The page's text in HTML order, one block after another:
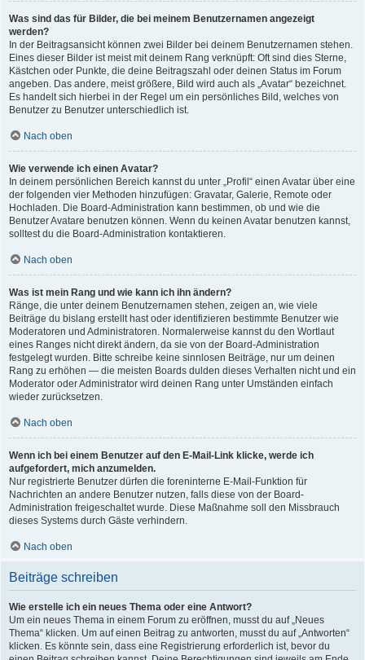
Was sind das für Bilder, die bei meinem Benutzernamen angezeigt
werden?
In der Beitragsansicht können zwei Bilder bei deinem Benutzernamen stehen.
Eines dieser Bilder ist meist mit deinem Rang verknüpft: Oft sind dies Sterne,
Kästchen oder Punkte, die deine Beitragszahl oder deinen Status im Forum
angeben. Das andere, meist größere, Bild wird auch als „Avatar“ bezeichnet.
Es handelt sich hierbei in der Regel um ein persönliches Bild, welches von
Benutzer zu Benutzer unterschiedlich ist.
Nach oben
Wie verwende ich einen Avatar?
In deinem persönlichen Bereich kannst du unter „Profil“ einen Avatar über eine
der folgenden vier Methoden hinzufügen: Gravatar, Galerie, Remote oder
Hochladen. Die Board-Administration kann bestimmen, ob und wie die
Benutzer Avatare benutzen können. Wenn du keinen Avatar benutzen kannst,
solltest du die Board-Administration kontaktieren.
Nach oben
Was ist mein Rang und wie kann ich ihn ändern?
Ränge, die unter deinem Benutzernamen stehen, zeigen an, wie viele
Beiträge du bislang erstellt hast oder identifizieren bestimmte Benutzer wie
Moderatoren und Administratoren. Normalerweise kannst du den Wortlaut
eines Ranges nicht direkt ändern, da sie von der Board-Administration
festgelegt wurden. Bitte schreibe keine sinnlosen Beiträge, nur um deinen
Rang zu erhöhen — die meisten Boards dulden dieses Verhalten nicht und ein
Moderator oder Administrator wird deinen Rang unter Umständen einfach
wieder zurücksetzen.
Nach oben
Wenn ich bei einem Benutzer auf den E-Mail-Link klicke, werde ich
aufgefordert, mich anzumelden.
Nur registrierte Benutzer dürfen die foreninterne E-Mail-Funktion für
Nachrichten an andere Benutzer nutzen, falls diese von der Board-
Administration freigeschaltet wurde. Diese Maßnahme soll den Missbrauch
dieses Systems durch Gäste verhindern.
Nach oben
Beiträge schreiben
Wie erstelle ich ein neues Thema oder eine Antwort?
Um ein neues Thema in einem Forum zu eröffnen, musst du auf „Neues
Thema“ klicken. Um auf einen Beitrag zu antworten, musst du auf „Antworten“
klicken. Es könnte sein, dass eine Registrierung erforderlich ist, bevor du